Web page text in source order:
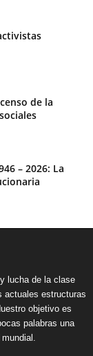
de la
– 2026: La
lucha de la clase
actuales estructuras
objetivo es
palabras una